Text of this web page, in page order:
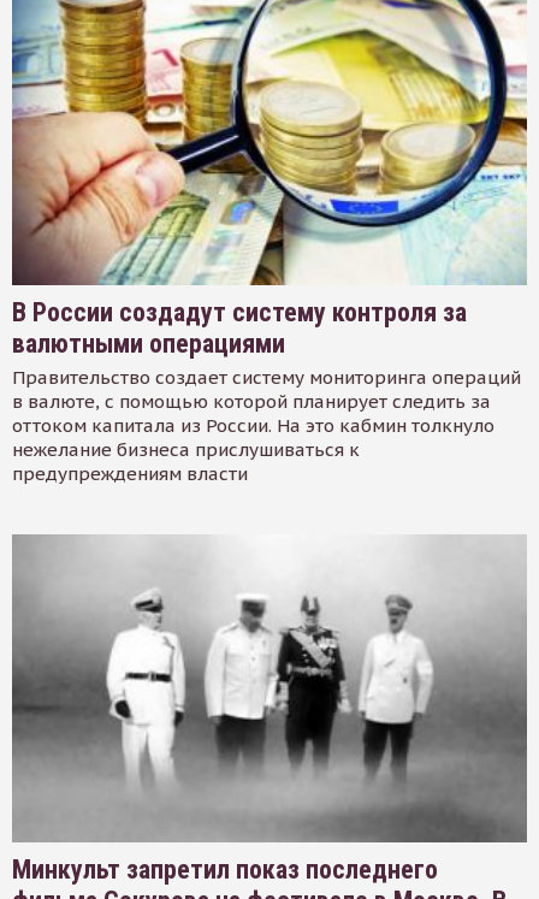
В России создадут систему контроля за
валютными операциями
Правительство создает систему мониторинга операций
в валюте, с помощью которой планирует следить за
оттоком капитала из России. На это кабмин толкнуло
нежелание бизнеса прислушиваться к
предупреждениям власти
Минкульт запретил показ последнего